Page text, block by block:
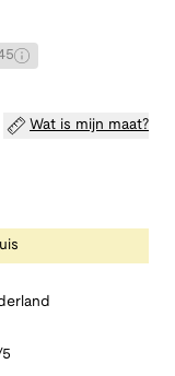
Wat is mijn maat?